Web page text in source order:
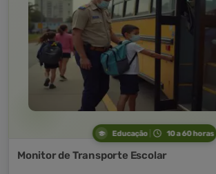
Educação 10 a 60 horas
Monitor de Transporte Escolar